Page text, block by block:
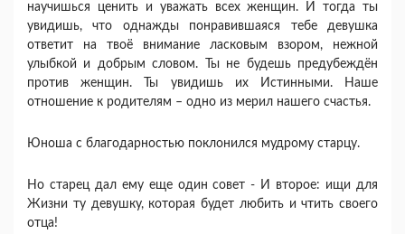
научишься ценить и уважать всех женщин. И тогда ты
увидишь, что однажды понравившаяся тебе девушка
ответит на твоё внимание ласковым взором, нежной
улыбкой и добрым словом. Ты не будешь предубеждён
против женщин. Ты увидишь их Истинными. Наше
отношение к родителям – одно из мерил нашего счастья.
Юноша с благодарностью поклонился мудрому старцу.
Но старец дал ему еще один совет - И второе: ищи для
Жизни ту девушку, которая будет любить и чтить своего
отца!